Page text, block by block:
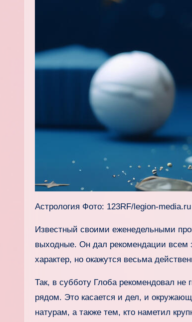
Астрология Фото: 123RF/legion-media.ru
Известный своими еженедельными
выходные. Он дал рекомендации всем
характер, но окажутся весьма
Так, в субботу Глоба рекомендовал
рядом. Это касается и дел, и
натурам, а также тем, кто наметил